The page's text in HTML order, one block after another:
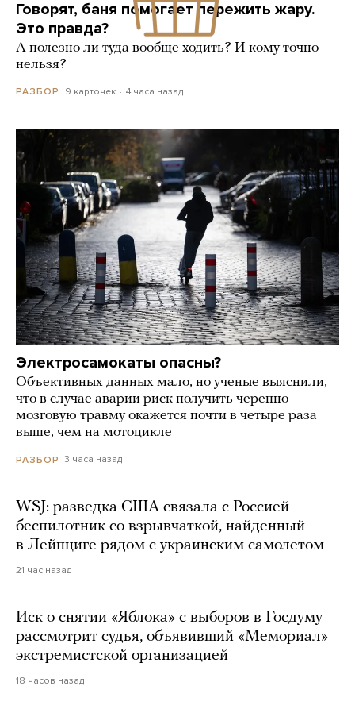
Говорят, баня помогает пережить жару.
Это правда?
А полезно ли туда вообще ходить? И кому точно
нельзя?
РАЗБОР 9 карточек 4 часа назад
Электросамокаты опасны?
Объективных данных мало, но ученые выяснили,
что в случае аварии риск получить черепно-
мозговую травму окажется почти в четыре раза
выше, чем на мотоцикле
РАЗБОР 3 часа назад
WSJ: разведка США связала с Россией
беспилотник со взрывчаткой, найденный
в Лейпциге рядом с украинским самолетом
21 час назад
Иск о снятии «Яблока» с выборов в Госдуму
рассмотрит судья, объявивший «Мемориал»
экстремистской организацией
18 часов назад